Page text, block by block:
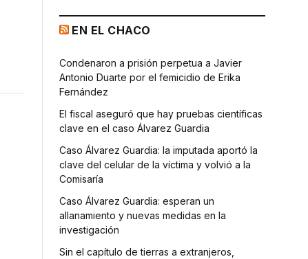
EN EL CHACO
Condenaron a prisión perpetua a Javier
Antonio Duarte por el femicidio de Erika
Fernández
El fiscal aseguró que hay pruebas científicas
clave en el caso Álvarez Guardia
Caso Álvarez Guardia: la imputada aportó la
clave del celular de la víctima y volvió a la
Comisaría
Caso Álvarez Guardia: esperan un
allanamiento y nuevas medidas en la
investigación
Sin el capítulo de tierras a extranjeros,